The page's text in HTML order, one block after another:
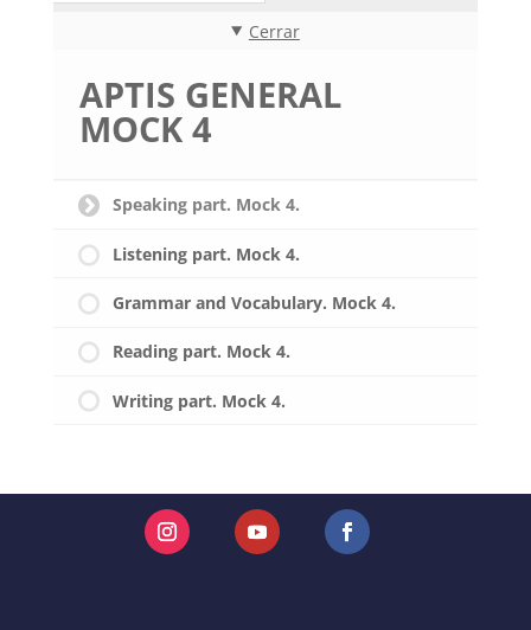
Cerrar
APTIS GENERAL
MOCK 4
Speaking part. Mock 4.
Listening part. Mock 4.
Grammar and Vocabulary. Mock 4.
Reading part. Mock 4.
Writing part. Mock 4.
Instagram YouTube Facebook